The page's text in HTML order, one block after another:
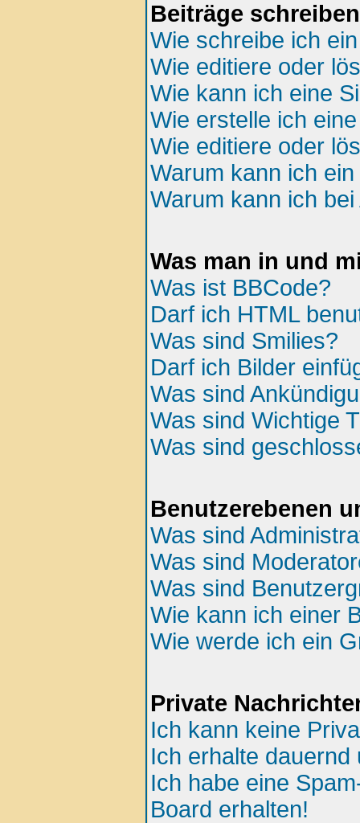
Beiträge schreiben
Wie schreibe ich
Wie editiere oder
Wie kann ich eine
Wie erstelle ich
Wie editiere oder
Warum kann ich
Warum kann ich
Was man in und
Was ist BBCode?
Darf ich HTML
Was sind Smilies?
Darf ich Bilder
Was sind
Was sind Wichtige
Was sind
Benutzerebenen
Was sind
Was sind
Was sind
Wie kann ich einer
Wie werde ich ein
Private
Ich kann keine
Ich erhalte
Ich habe eine
Board erhalten!